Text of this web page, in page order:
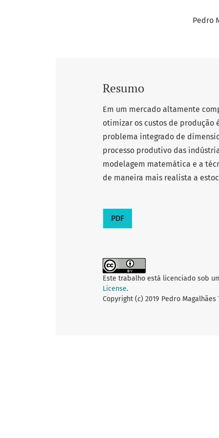
Pedro
Resumo
Em um mercado altamente
otimizar os custos de produção
problema integrado de
processo produtivo das
modelagem matemática e a
de maneira mais realista a
PDF
Este trabalho está licenciado sob
License.
Copyright (c) 2019 Pedro